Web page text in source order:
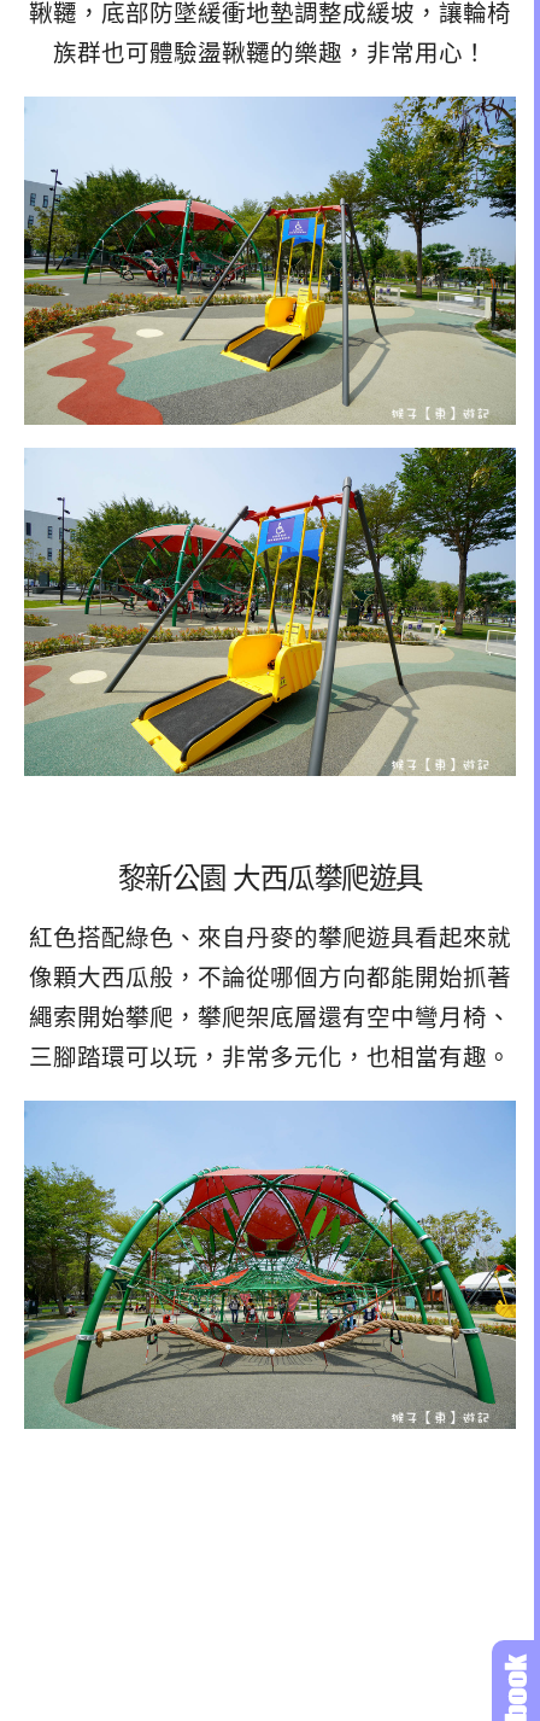
鞦韆，底部防墜緩衝地墊調整成緩坡，讓輪椅
族群也可體驗盪鞦韆的樂趣，非常用心！
黎新公園 大西瓜攀爬遊具
紅色搭配綠色、來自丹麥的攀爬遊具看起來就
像顆大西瓜般，不論從哪個方向都能開始抓著
繩索開始攀爬，攀爬架底層還有空中彎月椅、
三腳踏環可以玩，非常多元化，也相當有趣。